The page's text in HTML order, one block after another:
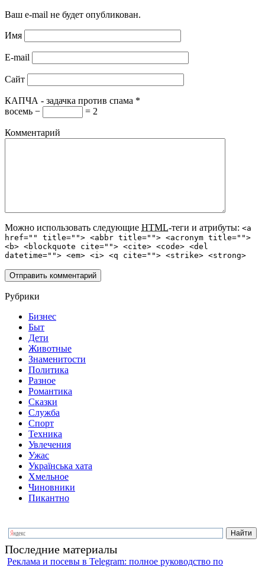
Ваш e-mail не будет опубликован.
Имя
E-mail
Сайт
КАПЧА - задачка против спама *
восемь −
= 2
Комментарий
Можно использовать следующие HTML-теги и атрибуты: <a
href="" title=""> <abbr title=""> <acronym title="">
<b> <blockquote cite=""> <cite> <code> <del
datetime=""> <em> <i> <q cite=""> <strike> <strong>
Рубрики
Бизнес
Быт
Дети
Животные
Знаменитости
Политика
Разное
Романтика
Сказки
Служба
Спорт
Техника
Увлечения
Ужас
Українська хата
Хмельное
Чиновники
Пикантно
Последние материалы
Реклама и посевы в Telegram: полное руководство по